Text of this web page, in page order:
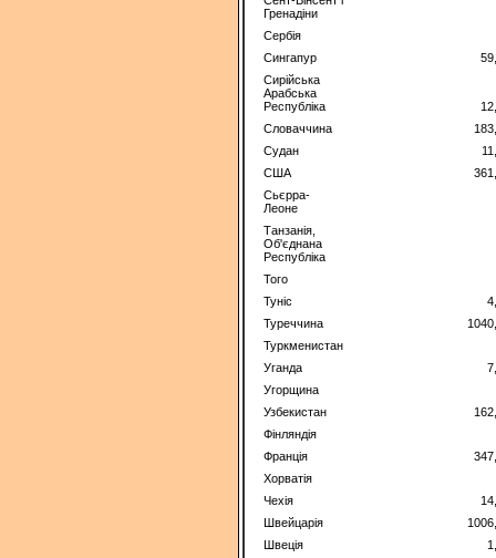
Гренадіни
Сербія
Сингапур
Сирійська
Арабська
Республіка
Словаччина
Судан
США
Сьєрра-
Леоне
Танзанія,
Об'єднана
Республіка
Того
Туніс
Туреччина
Туркменистан
Уганда
Угорщина
Узбекистан
Фінляндія
Франція
Хорватія
Чехія
Швейцарія
Швеція